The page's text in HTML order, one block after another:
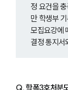
정 요건을
만 학생부
모집요강에
결정 통지서
Q. 학폭3호처분